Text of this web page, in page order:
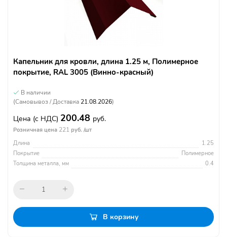
Капельник для кровли, длина 1.25 м, Полимерное
покрытие, RAL 3005 (Винно-красный)
В наличии
(Самовывоз / Доставка 21.08.2026)
Цена (с НДС) 200.48 руб.
Розничная цена 221 руб. /шт
Длина
1.25
Покрытие
Полимерное
Толщина металла, мм
0.4
В корзину